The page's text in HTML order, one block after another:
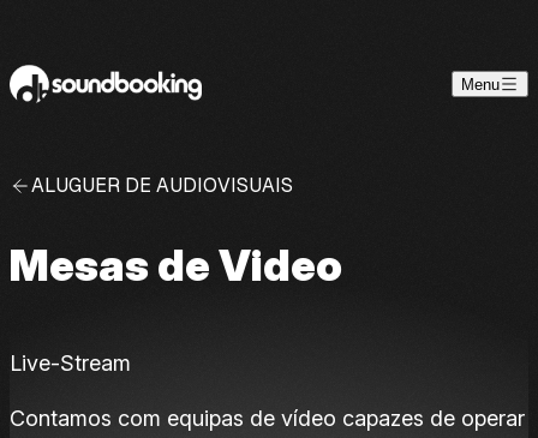
Menu
ALUGUER DE AUDIOVISUAIS
Mesas de Video
Live-Stream
Contamos com equipas de vídeo capazes de operar